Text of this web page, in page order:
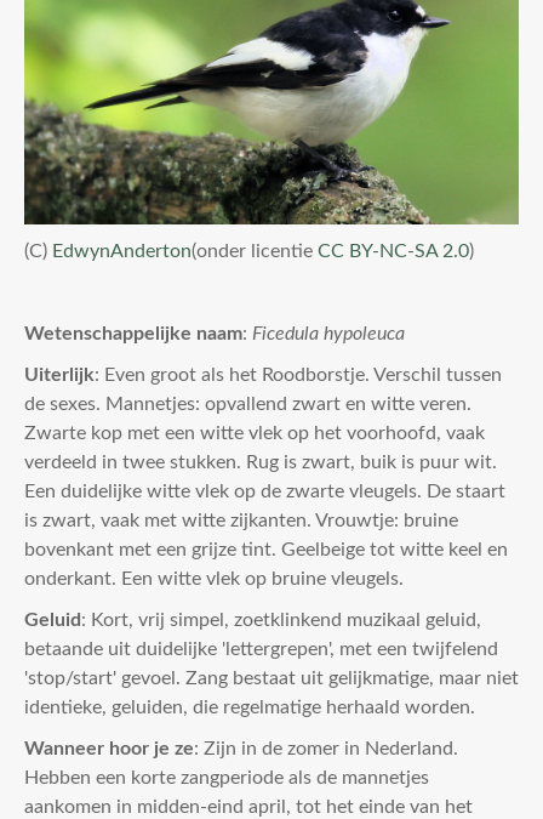
(C) EdwynAnderton(onder licentie CC BY-NC-SA 2.0)
Wetenschappelijke naam: Ficedula hypoleuca
Uiterlijk: Even groot als het Roodborstje. Verschil tussen
de sexes. Mannetjes: opvallend zwart en witte veren.
Zwarte kop met een witte vlek op het voorhoofd, vaak
verdeeld in twee stukken. Rug is zwart, buik is puur wit.
Een duidelijke witte vlek op de zwarte vleugels. De staart
is zwart, vaak met witte zijkanten. Vrouwtje: bruine
bovenkant met een grijze tint. Geelbeige tot witte keel en
onderkant. Een witte vlek op bruine vleugels.
Geluid: Kort, vrij simpel, zoetklinkend muzikaal geluid,
betaande uit duidelijke 'lettergrepen', met een twijfelend
'stop/start' gevoel. Zang bestaat uit gelijkmatige, maar niet
identieke, geluiden, die regelmatige herhaald worden.
Wanneer hoor je ze: Zijn in de zomer in Nederland.
Hebben een korte zangperiode als de mannetjes
aankomen in midden-eind april, tot het einde van het